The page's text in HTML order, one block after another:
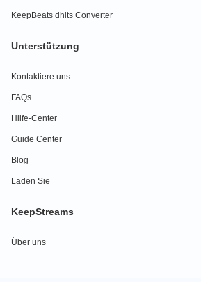
KeepBeats dhits Converter
Unterstützung
Kontaktiere uns
FAQs
Hilfe-Center
Guide Center
Blog
Laden Sie
KeepStreams
Über uns